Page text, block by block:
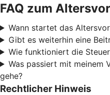
FAQ zum
Wann startet das
Gibt es weiterhin eine
Wie funktioniert die
Was passiert mit meinem
gehe?
Rechtlicher Hinweis